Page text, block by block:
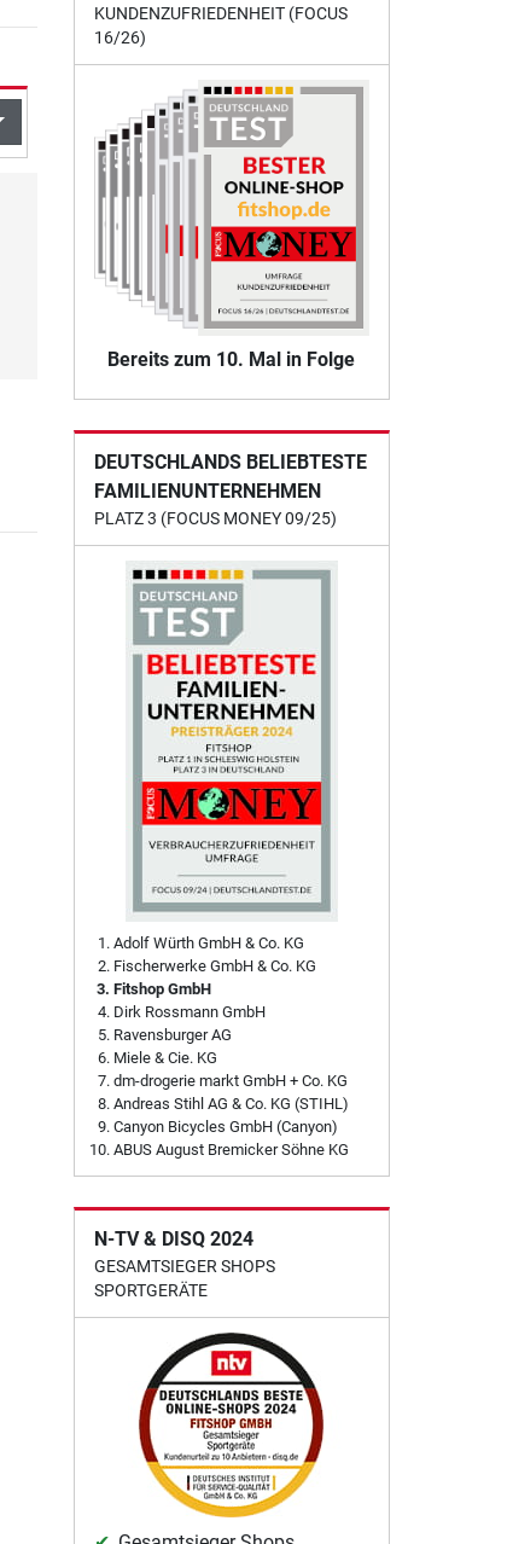
KUNDENZUFRIEDENHEIT (FOCUS
16/26)
Bereits zum 10. Mal in Folge
DEUTSCHLANDS BELIEBTESTE
FAMILIENUNTERNEHMEN
PLATZ 3 (FOCUS MONEY 09/25)
Adolf Würth GmbH & Co. KG
Fischerwerke GmbH & Co. KG
Fitshop GmbH
Dirk Rossmann GmbH
Ravensburger AG
Miele & Cie. KG
dm-drogerie markt GmbH + Co. KG
Andreas Stihl AG & Co. KG (STIHL)
Canyon Bicycles GmbH (Canyon)
ABUS August Bremicker Söhne KG
N-TV & DISQ 2024
GESAMTSIEGER SHOPS
SPORTGERÄTE